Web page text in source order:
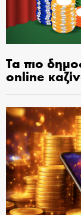
Τα πιο
online